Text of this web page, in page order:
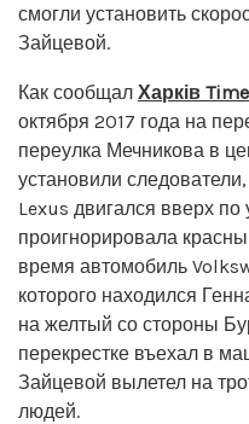
смогли установить
Зайцевой.
Как сообщал Харків
октября 2017 года на
переулка Мечникова в
установили
Lexus двигался вверх
проигнорировала
время автомобиль
которого находился
на желтый со стороны
перекрестке въехал в
Зайцевой вылетел на
людей.